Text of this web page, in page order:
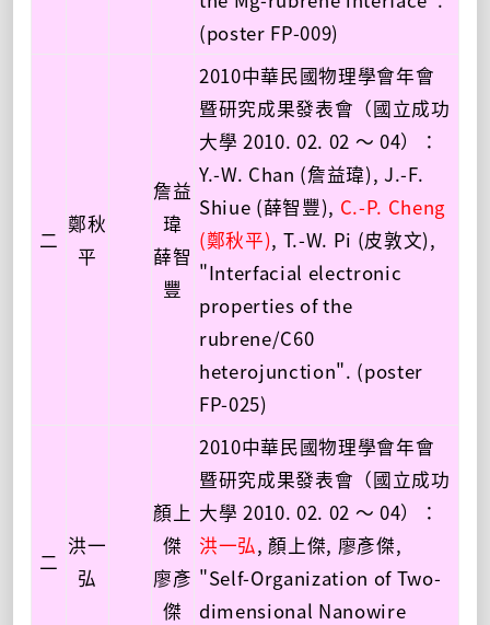
(poster FP-009)
二
鄭秋
平
詹益
瑋
薛智
豐
2010中華民國物理學會年會
暨研究成果發表會（國立成功
大學 2010. 02. 02 ～ 04）：
Y.-W. Chan (詹益瑋), J.-F.
Shiue (薛智豐), C.-P. Cheng
(鄭秋平), T.-W. Pi (皮敦文),
"Interfacial electronic
properties of the
rubrene/C60
heterojunction". (poster
FP-025)
二
洪一
弘
顏上
傑
廖彥
傑
2010中華民國物理學會年會
暨研究成果發表會（國立成功
大學 2010. 02. 02 ～ 04）：
洪一弘, 顏上傑, 廖彥傑,
"Self-Organization of Two-
dimensional Nanowire